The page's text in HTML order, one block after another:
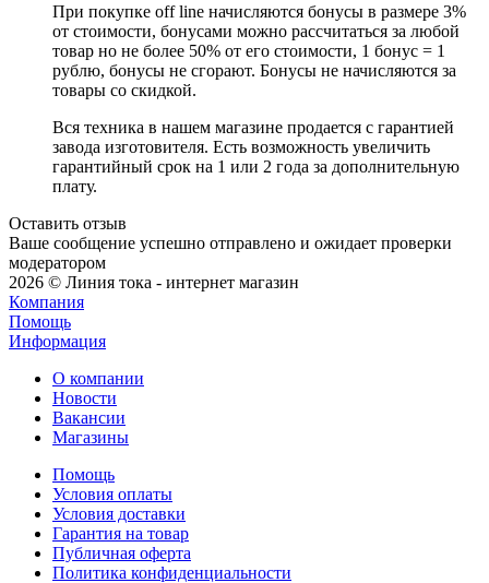
При покупке off line начисляются бонусы в размере 3%
от стоимости, бонусами можно рассчитаться за любой
товар но не более 50% от его стоимости, 1 бонус = 1
рублю, бонусы не сгорают. Бонусы не начисляются за
товары со скидкой.
Вся техника в нашем магазине продается с гарантией
завода изготовителя. Есть возможность увеличить
гарантийный срок на 1 или 2 года за дополнительную
плату.
Оставить отзыв
Ваше сообщение успешно отправлено и ожидает проверки
модератором
2026 © Линия тока - интернет магазин
Компания
Помощь
Информация
О компании
Новости
Вакансии
Магазины
Помощь
Условия оплаты
Условия доставки
Гарантия на товар
Публичная оферта
Политика конфиденциальности